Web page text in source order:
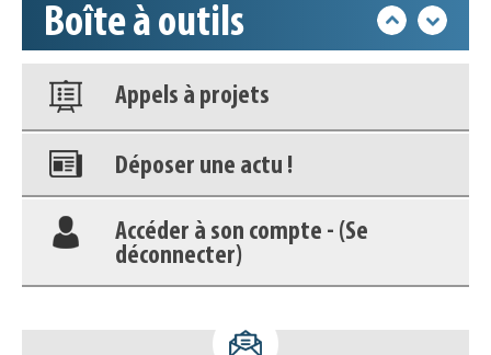
Boîte à outils
Nos veilles Scoop.it
Appels à projets
Déposer une actu !
Accéder à son compte - (Se
déconnecter)